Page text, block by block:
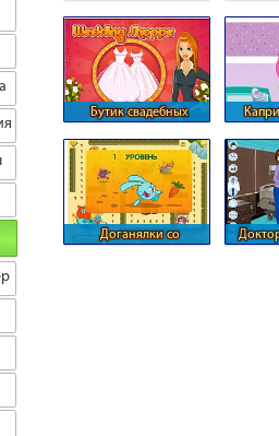
Бутик свадебных
Доганялки со